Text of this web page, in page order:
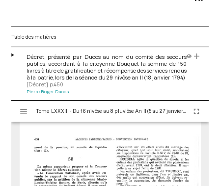
Table des matières
Décret, présenté par Ducos au nom du comité des secours
publics, accordant à la citoyenne Bouquet la somme de 150
livres à titre de gratification et récompense des services rendus
à la patrie, lors de la séance du 29 nivôse an II (18 janvier 1794)
[Décret] p.450
Pierre Roger Ducos
s